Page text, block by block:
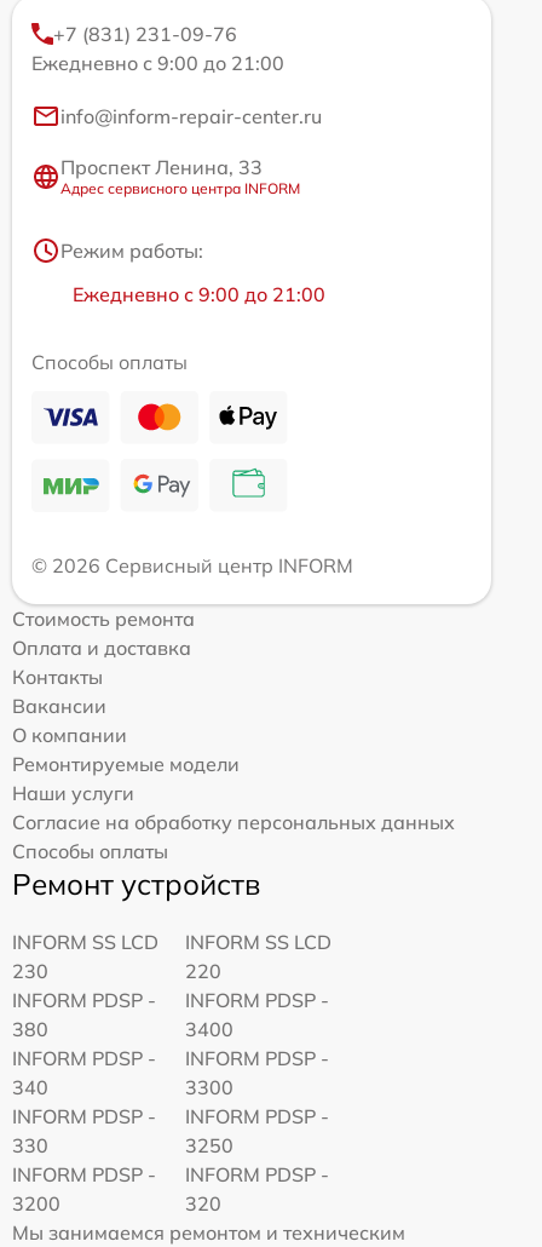
+7 (831) 231-09-76
Ежедневно с 9:00 до 21:00
info@inform-repair-center.ru
Проспект Ленина, 33
Адрес сервисного центра INFORM
Режим работы:
Ежедневно с 9:00 до 21:00
Способы оплаты
© 2026 Сервисный центр INFORM
Стоимость ремонта
Оплата и доставка
Контакты
Вакансии
О компании
Ремонтируемые модели
Наши услуги
Согласие на обработку персональных данных
Способы оплаты
Ремонт устройств
INFORM SS LCD
230
INFORM SS LCD
220
INFORM PDSP -
380
INFORM PDSP -
3400
INFORM PDSP -
340
INFORM PDSP -
3300
INFORM PDSP -
330
INFORM PDSP -
3250
INFORM PDSP -
3200
INFORM PDSP -
320
Мы занимаемся ремонтом и техническим